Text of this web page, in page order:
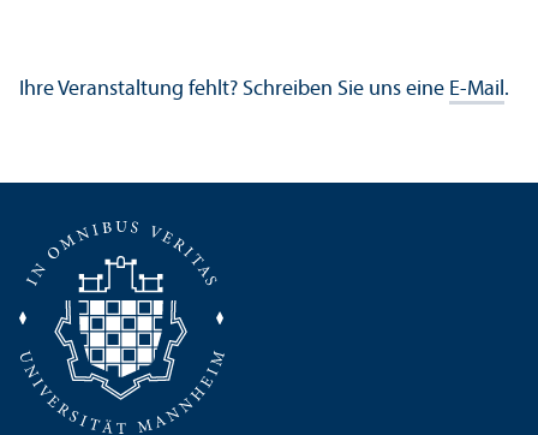
Ihre Veranstaltung fehlt? Schreiben Sie uns eine E-Mail.